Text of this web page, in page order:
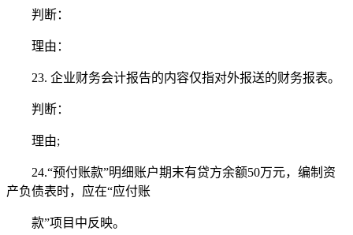
判断：
理由：
23. 企业财务会计报告的内容仅指对外报送的财务报表。
判断：
理由;
24.“预付账款”明细账户期末有贷方余额50万元，编制资
产负债表时，应在“应付账
款”项目中反映。